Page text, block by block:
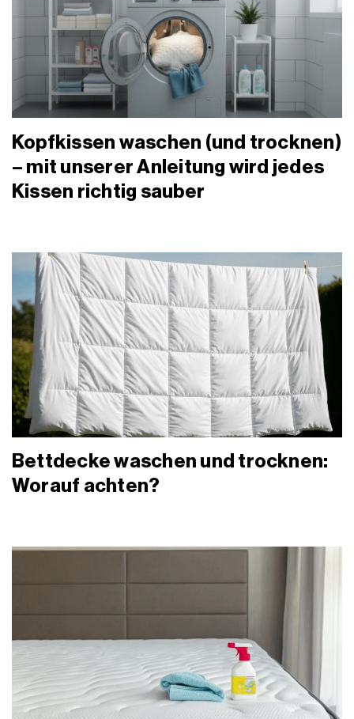
Kopfkissen waschen (und trocknen)
– mit unserer Anleitung wird jedes
Kissen richtig sauber
Bettdecke waschen und trocknen:
Worauf achten?